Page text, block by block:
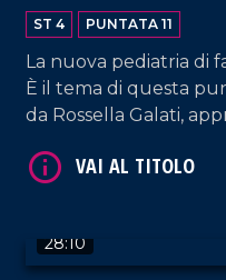
ST 4 PUNTATA 11
La nuova pediatria di
È il tema di questa
da Rossella Galati,
italiana medici pediatri
Laura Falduto.
28:10